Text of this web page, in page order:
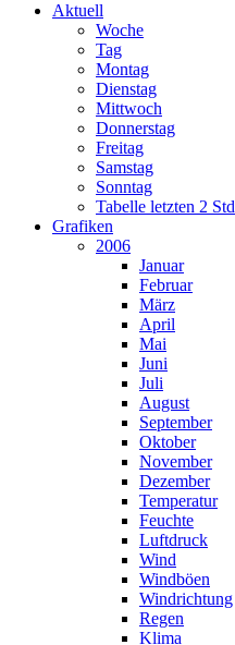
Aktuell
Woche
Tag
Montag
Dienstag
Mittwoch
Donnerstag
Freitag
Samstag
Sonntag
Tabelle letzten 2 Std
Grafiken
2006
Januar
Februar
März
April
Mai
Juni
Juli
August
September
Oktober
November
Dezember
Temperatur
Feuchte
Luftdruck
Wind
Windböen
Windrichtung
Regen
Klima